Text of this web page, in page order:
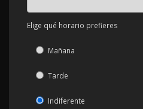
Elige qué horario prefieres
Mañana
Tarde
Indiferente